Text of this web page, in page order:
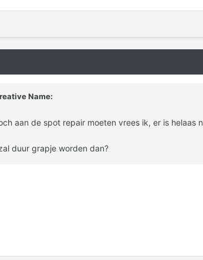
Name:
aan de spot repair moeten vrees ik, er is
duur grapje worden dan?